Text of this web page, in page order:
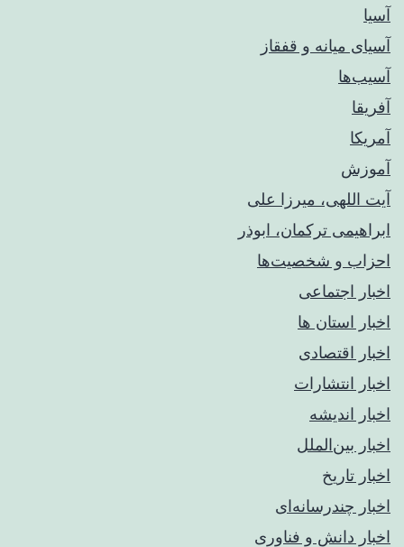
آسیا
آسیای میانه و قفقاز
آسیب‌ها
آفریقا
آمریکا
آموزش
آیت اللهی، میرزا علی
ابراهیمی ترکمان، ابوذر
احزاب و شخصیت‌ها
اخبار اجتماعی
اخبار استان ها
اخبار اقتصادی
اخبار انتشارات
اخبار اندیشه
اخبار بین‌الملل
اخبار تاریخ
اخبار چندرسانه‌ای
اخبار دانش و فناوری